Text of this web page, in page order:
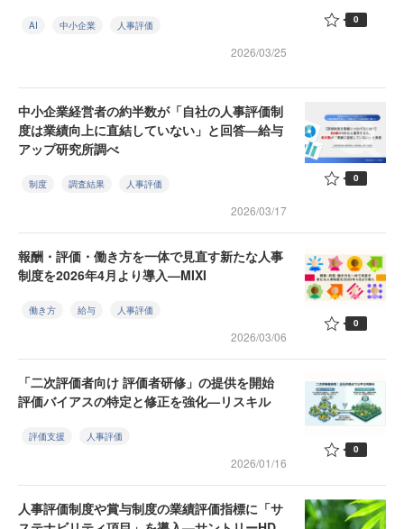
AI 中小企業 人事評価
2026/03/25
0
中小企業経営者の約半数が「自社の人事評価制
度は業績向上に直結していない」と回答—給与
アップ研究所調べ
制度 調査結果 人事評価
2026/03/17
0
報酬・評価・働き方を一体で見直す新たな人事
制度を2026年4月より導入—MIXI
働き方 給与 人事評価
2026/03/06
0
「二次評価者向け 評価者研修」の提供を開始
評価バイアスの特定と修正を強化—リスキル
評価支援 人事評価
2026/01/16
0
人事評価制度や賞与制度の業績評価指標に「サ